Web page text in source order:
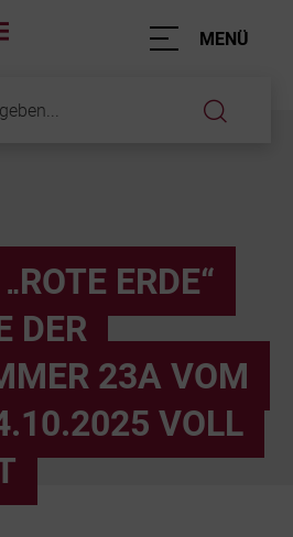
Hauptnavigation
MENÜ
ERDE“ A
H
23A VOM 0
VOLL G